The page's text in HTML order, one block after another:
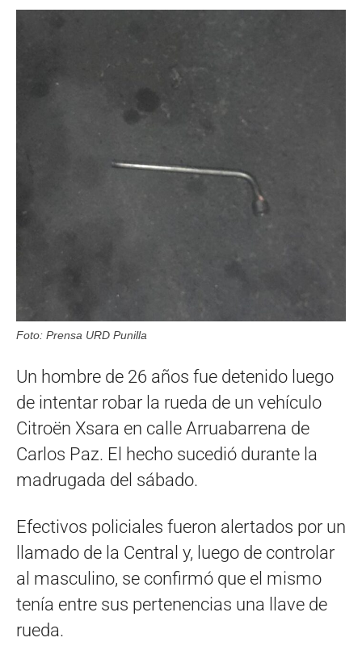
Foto: Prensa URD Punilla
Un hombre de 26 años fue detenido luego
de intentar robar la rueda de un vehículo
Citroën Xsara en calle Arruabarrena de
Carlos Paz. El hecho sucedió durante la
madrugada del sábado.
Efectivos policiales fueron alertados por un
llamado de la Central y, luego de controlar
al masculino, se confirmó que el mismo
tenía entre sus pertenencias una llave de
rueda.